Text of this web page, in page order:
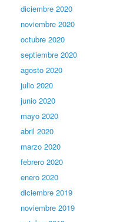
diciembre 2020
noviembre 2020
octubre 2020
septiembre 2020
agosto 2020
julio 2020
junio 2020
mayo 2020
abril 2020
marzo 2020
febrero 2020
enero 2020
diciembre 2019
noviembre 2019